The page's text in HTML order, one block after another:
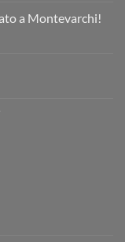
a Montevarchi!